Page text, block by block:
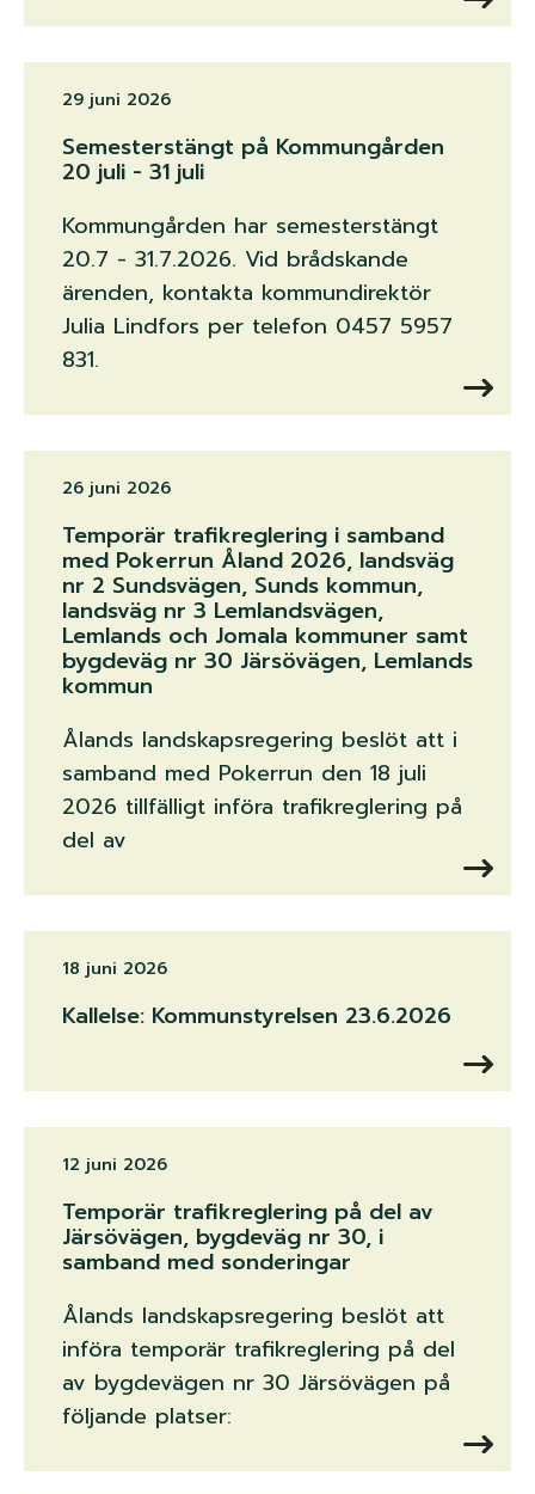
29 juni 2026
Semesterstängt på Kommungården
20 juli - 31 juli
Kommungården har semesterstängt
20.7 - 31.7.2026. Vid brådskande
ärenden, kontakta kommundirektör
Julia Lindfors per telefon 0457 5957
831.
26 juni 2026
Temporär trafikreglering i samband
med Pokerrun Åland 2026, landsväg
nr 2 Sundsvägen, Sunds kommun,
landsväg nr 3 Lemlandsvägen,
Lemlands och Jomala kommuner samt
bygdeväg nr 30 Järsövägen, Lemlands
kommun
Ålands landskapsregering beslöt att i
samband med Pokerrun den 18 juli
2026 tillfälligt införa trafikreglering på
del av
18 juni 2026
Kallelse: Kommunstyrelsen 23.6.2026
12 juni 2026
Temporär trafikreglering på del av
Järsövägen, bygdeväg nr 30, i
samband med sonderingar
Ålands landskapsregering beslöt att
införa temporär trafikreglering på del
av bygdevägen nr 30 Järsövägen på
följande platser: